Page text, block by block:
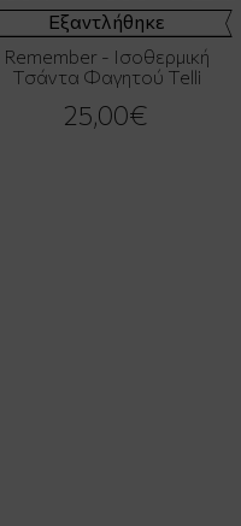
Εξαντλήθηκε
Remember - Ισοθερμική
Τσάντα Φαγητού Telli
25,00€